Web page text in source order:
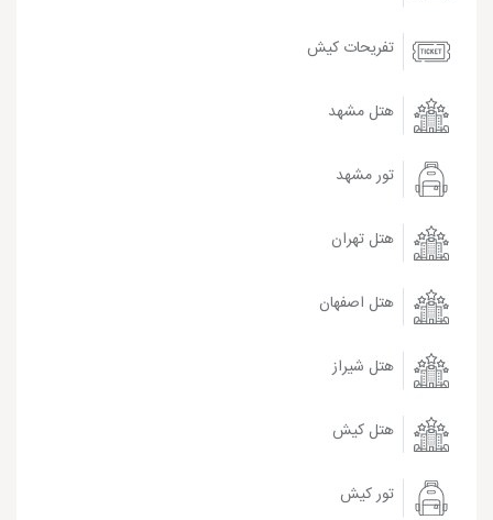
تفریحات کیش
هتل مشهد
تور مشهد
هتل تهران
هتل اصفهان
هتل شیراز
هتل کیش
تور کیش